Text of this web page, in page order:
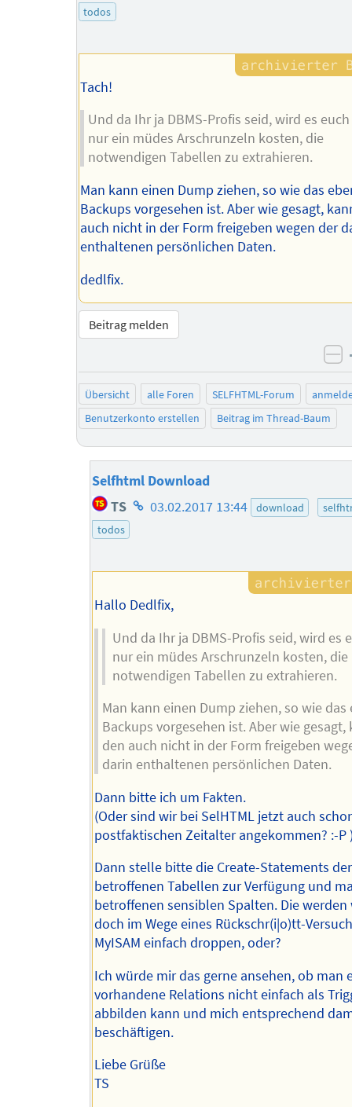
todos
Tach!
Und da Ihr ja DBMS-Profis seid, wird es
nur ein müdes Arschrunzeln kosten, die
notwendigen Tabellen zu extrahieren.
Man kann einen Dump ziehen, so wie das
Backups vorgesehen ist. Aber wie gesagt,
auch nicht in der Form freigeben wegen der
enthaltenen persönlichen Daten.
dedlfix.
Beitrag melden
Übersicht alle Foren SELFHTML-Forum
Benutzerkonto erstellen
Beitrag im Thread-Baum
Selfhtml Download
TS Homepage
des
03.02.2017 13:44 download
todos
Hallo Dedlfix,
Und da Ihr ja DBMS-Profis seid, wird es
nur ein müdes Arschrunzeln kosten, die
notwendigen Tabellen zu extrahieren.
Man kann einen Dump ziehen, so wie das
Backups vorgesehen ist. Aber wie gesagt,
den auch nicht in der Form freigeben
darin enthaltenen persönlichen Daten.
Dann bitte ich um Fakten.
(Oder sind wir bei SelHTML jetzt auch
postfaktischen Zeitalter angekommen? :-P
Dann stelle bitte die Create-Statements der
betroffenen Tabellen zur Verfügung und
betroffenen sensiblen Spalten. Die werden
doch im Wege eines Rückschr(i|o)tt-
MyISAM einfach droppen, oder?
Ich würde mir das gerne ansehen, ob man
vorhandene Relations nicht einfach als
abbilden kann und mich entsprechend
beschäftigen.
Liebe Grüße
TS